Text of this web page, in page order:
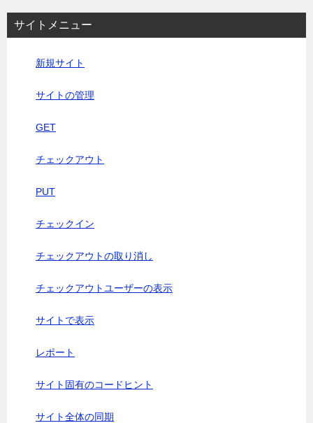
サイトメニュー
新規サイト
サイトの管理
GET
チェックアウト
PUT
チェックイン
チェックアウトの取り消し
チェックアウトユーザーの表示
サイトで表示
レポート
サイト固有のコードヒント
サイト全体の同期